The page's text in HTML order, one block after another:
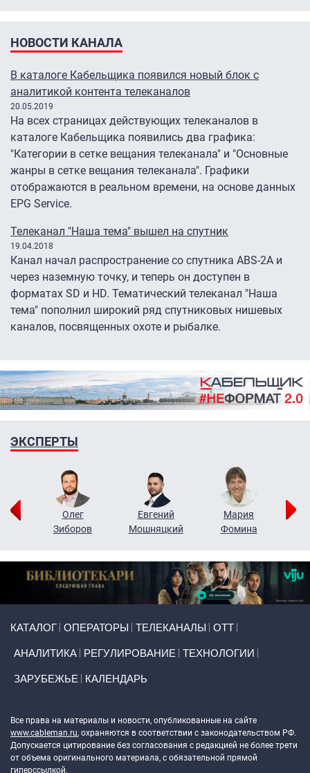
НОВОСТИ КАНАЛА
В каталоге Кабельщика появился новый блок с
аналитикой контента телеканалов
20.05.2019
На всех страницах действующих телеканалов в
каталоге Кабельщика появились два графика:
"Категории в сетке вещания телеканала" и "Основные
жанры в сетке вещания телеканала". Графики
отображаются в реальном времени, на основе данных
EPG Service.
Телеканал "Наша тема" вышел на спутник
19.04.2018
Канал начал распространение со спутника ABS-2A и
через наземную точку, и теперь он доступен в
форматах SD и HD. Тематический телеканал "Наша
тема" пополнил широкий ряд спутниковых нишевых
каналов, посвященных охоте и рыбалке.
ЭКСПЕРТЫ
Олег
Зиборов
Евгений
Мошняцкий
Мария
Фомина
КАТАЛОГ ОПЕРАТОРЫ ТЕЛЕКАНАЛЫ ОТТ
АНАЛИТИКА РЕГУЛИРОВАНИЕ ТЕХНОЛОГИИ
ЗАРУБЕЖЬЕ КАЛЕНДАРЬ
Все права на материалы и новости, опубликованные на сайте
www.cableman.ru, охраняются в соответствии с законодательством РФ.
Допускается цитирование без согласования с редакцией не более трети
от объема оригинального материала, с обязательной прямой
гиперссылкой.